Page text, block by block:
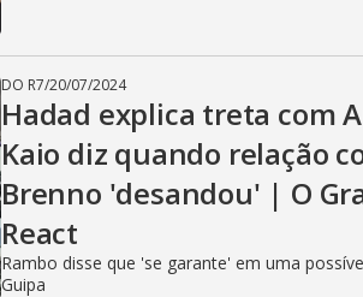
DO R7/20/07/2024
Hadad explica treta com
Kaio diz quando relação
Brenno 'desandou' | O
React
Rambo disse que 'se garante' em uma
Guipa